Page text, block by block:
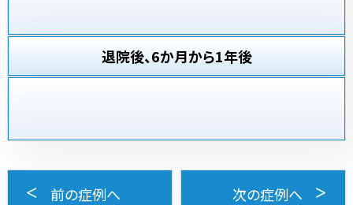
退院後、6か月から1年後
前の症例へ 次の症例へ